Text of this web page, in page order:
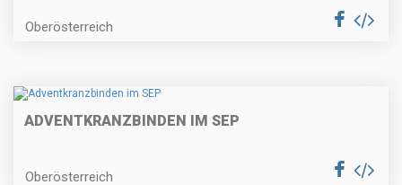
Oberösterreich
ADVENTKRANZBINDEN IM SEP
Oberösterreich